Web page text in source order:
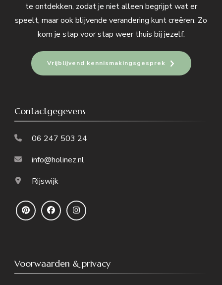
te ontdekken, zodat je niet alleen begrijpt wat er
speelt, maar ook blijvende verandering kunt creëren. Zo
kom je stap voor stap weer thuis bij jezelf.
Vrijblijvend kennismakingsgesprek
Contactgegevens
06 247 503 24
info@holinez.nl
Rijswijk
Voorwaarden & privacy